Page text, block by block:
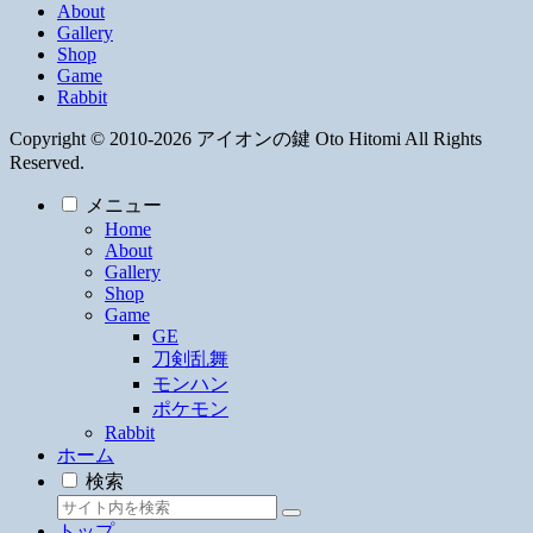
About
Gallery
Shop
Game
Rabbit
Copyright © 2010-2026 アイオンの鍵 Oto Hitomi All Rights
Reserved.
メニュー
Home
About
Gallery
Shop
Game
GE
刀剣乱舞
モンハン
ポケモン
Rabbit
ホーム
検索